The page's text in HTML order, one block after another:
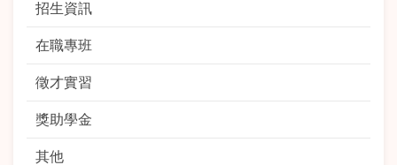
招生資訊
在職專班
徵才實習
獎助學金
其他